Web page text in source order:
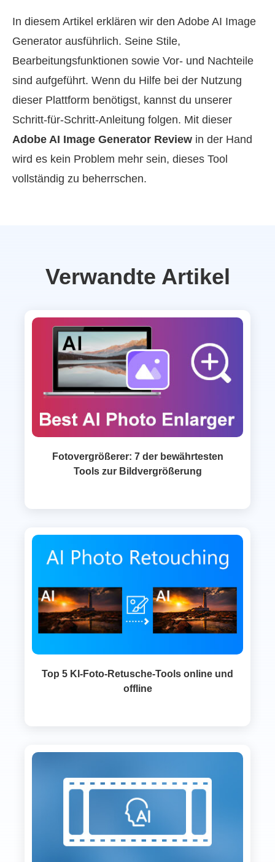
In diesem Artikel erklären wir den Adobe AI Image
Generator ausführlich. Seine Stile,
Bearbeitungsfunktionen sowie Vor- und Nachteile
sind aufgeführt. Wenn du Hilfe bei der Nutzung
dieser Plattform benötigst, kannst du unserer
Schritt‑für‑Schritt‑Anleitung folgen. Mit dieser
Adobe AI Image Generator Review in der Hand
wird es kein Problem mehr sein, dieses Tool
vollständig zu beherrschen.
Verwandte Artikel
Fotovergrößerer: 7 der bewährtesten
Tools zur Bildvergrößerung
Top 5 KI-Foto-Retusche-Tools online und
offline